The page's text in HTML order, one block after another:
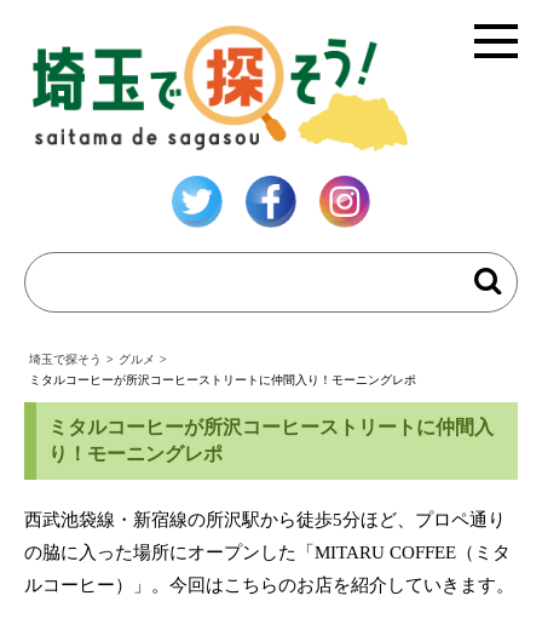
埼玉で探そう > グルメ >
ミタルコーヒーが所沢コーヒーストリートに仲間入り！モーニングレポ
ミタルコーヒーが所沢コーヒーストリートに仲間入
り！モーニングレポ
西武池袋線・新宿線の所沢駅から徒歩5分ほど、プロペ通り
の脇に入った場所にオープンした「MITARU COFFEE（ミタ
ルコーヒー）」。今回はこちらのお店を紹介していきます。